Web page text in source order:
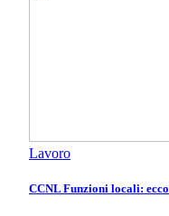
Lavoro
CCNL Funzioni locali: